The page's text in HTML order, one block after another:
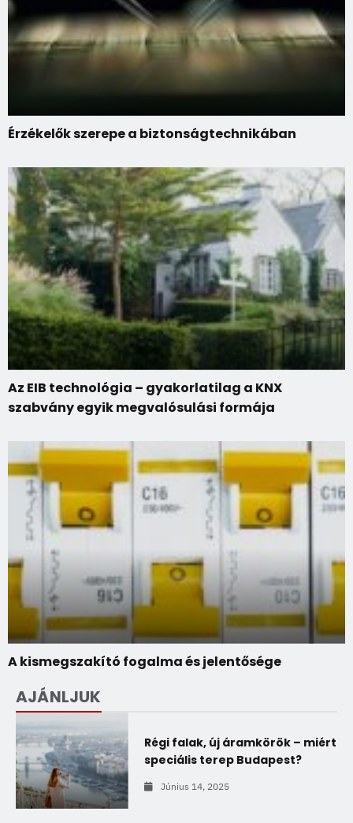
Érzékelők szerepe a biztonságtechnikában
Az EIB technológia – gyakorlatilag a KNX
szabvány egyik megvalósulási formája
A kismegszakító fogalma és jelentősége
AJÁNLJUK
Régi falak, új áramkörök – miért
speciális terep Budapest?
Június 14, 2025